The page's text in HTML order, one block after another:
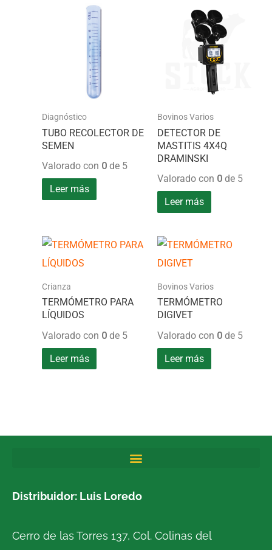
Diagnóstico
TUBO RECOLECTOR DE
SEMEN
Valorado con 0 de 5
Leer más
Bovinos Varios
DETECTOR DE
MASTITIS 4X4Q
DRAMINSKI
Valorado con 0de 5
Leer más
Crianza
TERMÓMETRO PARA
LÍQUIDOS
Valorado con 0 de 5
Leer más
Bovinos Varios
TERMÓMETRO
DIGIVET
Valorado con 0de 5
Leer más
Distribuidor: Luis Loredo
Cerro de las Torres 137, Col. Colinas del